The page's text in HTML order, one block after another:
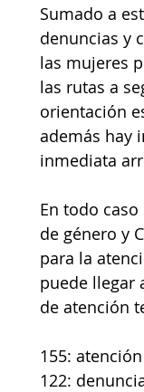
Sumado a
denuncias y
las mujeres
las rutas a
orientación
además hay
inmediata
En todo
de género y
para la
puede llegar
de atención
155:
122: